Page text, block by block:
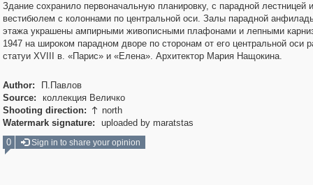
Здание сохранило первоначальную планировку, с парадной лестницей и
вестибюлем с колоннами по центральной оси. Залы парадной
этажа украшены ампирными живописными плафонами и лепными
1947 на широком парадном дворе по сторонам от его центральной оси
статуи XVIII в. «Парис» и «Елена». Архитектор Мария Нащокина.
Author:
П.Павлов
Source:
коллекция Величко
Shooting direction:  north
Watermark signature:
uploaded by maratstas
0
Sign in to share your opinion